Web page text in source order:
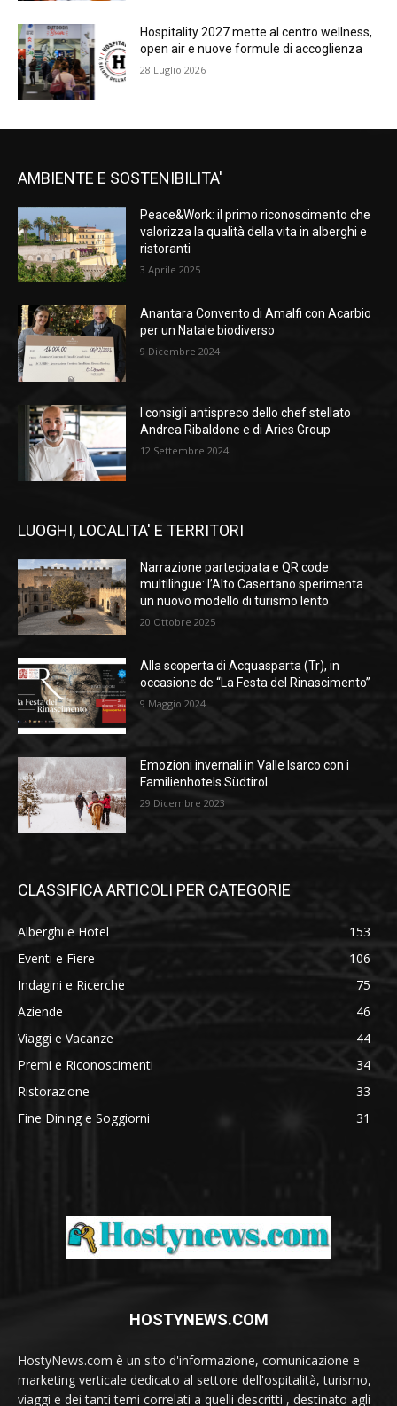
Hospitality 2027 mette al centro wellness,
open air e nuove formule di accoglienza
28 Luglio 2026
AMBIENTE E SOSTENIBILITA'
Peace&Work: il primo riconoscimento che
valorizza la qualità della vita in alberghi e
ristoranti
3 Aprile 2025
Anantara Convento di Amalfi con Acarbio
per un Natale biodiverso
9 Dicembre 2024
I consigli antispreco dello chef stellato
Andrea Ribaldone e di Aries Group
12 Settembre 2024
LUOGHI, LOCALITA' E TERRITORI
Narrazione partecipata e QR code
multilingue: l’Alto Casertano sperimenta
un nuovo modello di turismo lento
20 Ottobre 2025
Alla scoperta di Acquasparta (Tr), in
occasione de “La Festa del Rinascimento”
9 Maggio 2024
Emozioni invernali in Valle Isarco con i
Familienhotels Südtirol
29 Dicembre 2023
CLASSIFICA ARTICOLI PER CATEGORIE
Alberghi e Hotel
153
Eventi e Fiere
106
Indagini e Ricerche
75
Aziende
46
Viaggi e Vacanze
44
Premi e Riconoscimenti
34
Ristorazione
33
Fine Dining e Soggiorni
31
HOSTYNEWS.COM
HostyNews.com è un sito d'informazione, comunicazione e
marketing verticale dedicato al settore dell'ospitalità, turismo,
viaggi e dei tanti temi correlati a quelli descritti , destinato agli